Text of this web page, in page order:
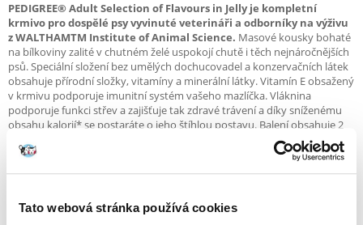
Tato webová stránka používá cookies
PEDIGREE® Adult Selection of Flavours in Jelly je kompletní
krmivo pro dospělé psy vyvinuté veterináři a odborníky na výživu
z WALTHAMTM Institute of Animal Science. Masové kousky bohaté
na bílkoviny zalité v chutném želé uspokojí chutě i těch nejnáročnějších
psů. Speciální složení bez umělých dochucovadel a konzervačních látek
obsahuje přírodní složky, vitamíny a minerální látky. Vitamín E obsažený
v krmivu podporuje imunitní systém vašeho mazlíčka. Vláknina
podporuje funkci střev a zajišťuje tak zdravé trávení a díky sníženému
obsahu kalorií* se postaráte o jeho štíhlou postavu. Balení obsahuje 2
příchutě: 2x kousky bohaté na směs hovězího masa a jater a 2x kousky
bohaté na drůbeží maso.
- Přírodní složky